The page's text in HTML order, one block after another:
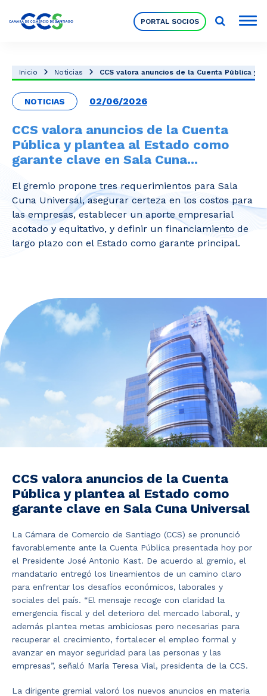
PORTAL SOCIOS
Nuestra Institución
Pilares Estratégicos
Comités de Trabajo
Eventos
CAM Santiago
Inicio Noticias CCS valora anuncios de la Cuenta Pública y
NOTICIAS 02/06/2026
CCS valora anuncios de la Cuenta
Pública y plantea al Estado como
garante clave en Sala Cuna...
El gremio propone tres requerimientos para Sala
Cuna Universal, asegurar certeza en los costos para
las empresas, establecer un aporte empresarial
acotado y equitativo, y definir un financiamiento de
largo plazo con el Estado como garante principal.
CCS valora anuncios de la Cuenta
Pública y plantea al Estado como
garante clave en Sala Cuna Universal
La Cámara de Comercio de Santiago (CCS) se pronunció
favorablemente ante la Cuenta Pública presentada hoy por
el Presidente José Antonio Kast. De acuerdo al gremio, el
mandatario entregó los lineamientos de un camino claro
para enfrentar los desafíos económicos, laborales y
sociales del país. “El mensaje recoge con claridad la
emergencia fiscal y del deterioro del mercado laboral, y
además plantea metas ambiciosas pero necesarias para
recuperar el crecimiento, fortalecer el empleo formal y
avanzar en mayor seguridad para las personas y las
empresas”, señaló María Teresa Vial, presidenta de la CCS.
La dirigente gremial valoró los nuevos anuncios en materia